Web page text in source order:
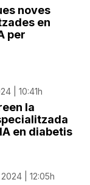
noves
en
per
| 10:41h
la
en diabetis
| 12:05h